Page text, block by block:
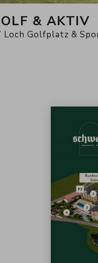
& AKTIV
Loch Golfplatz &